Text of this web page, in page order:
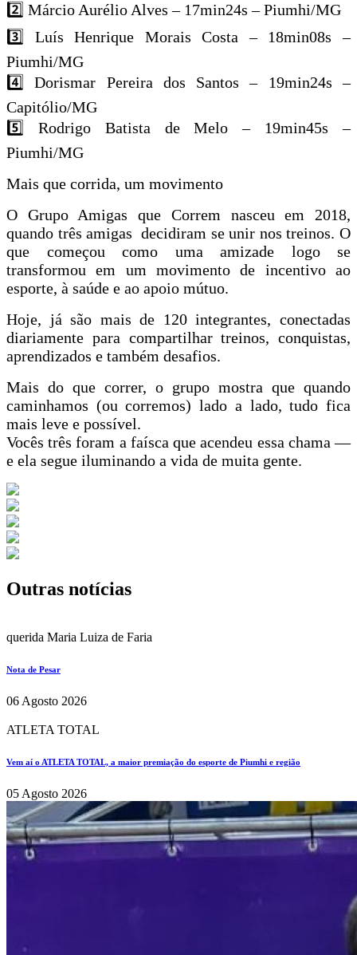
2️⃣ Márcio Aurélio Alves – 17min24s – Piumhi/MG
3️⃣ Luís Henrique Morais Costa – 18min08s –
Piumhi/MG
4️⃣ Dorismar Pereira dos Santos – 19min24s –
Capitólio/MG
5️⃣ Rodrigo Batista de Melo – 19min45s –
Piumhi/MG
Mais que corrida, um movimento
O Grupo Amigas que Correm nasceu em 2018,
quando três amigas decidiram se unir nos treinos. O
que começou como uma amizade logo se
transformou em um movimento de incentivo ao
esporte, à saúde e ao apoio mútuo.
Hoje, já são mais de 120 integrantes, conectadas
diariamente para compartilhar treinos, conquistas,
aprendizados e também desafios.
Mais do que correr, o grupo mostra que quando
caminhamos (ou corremos) lado a lado, tudo fica
mais leve e possível.
Vocês três foram a faísca que acendeu essa chama —
e ela segue iluminando a vida de muita gente.
Outras notícias
querida Maria Luiza de Faria
Nota de Pesar
06 Agosto 2026
ATLETA TOTAL
Vem aí o ATLETA TOTAL, a maior premiação do esporte de Piumhi e região
05 Agosto 2026